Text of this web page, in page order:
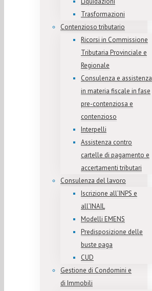
Trasformazioni
Contenzioso tributario
Ricorsi in Commissione
Tributaria Provinciale e
Regionale
Consulenza e assistenza
in materia fiscale in fase
pre-contenziosa e
contenzioso
Interpelli
Assistenza contro
cartelle di pagamento e
accertamenti tributari
Consulenza del lavoro
Iscrizione all’INPS e
all’INAIL
Modelli EMENS
Predisposizione delle
buste paga
CUD
Gestione di Condomini e
di Immobili